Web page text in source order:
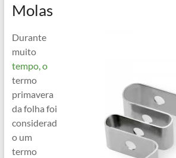
Molas
Durante
muito
tempo, o
termo
primavera
da folha foi
considerad
o um
termo